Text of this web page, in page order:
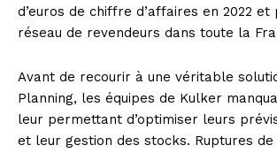
d’euros de chiffre d’affaires en 2022 et
réseau de revendeurs dans toute la
Avant de recourir à une véritable
Planning, les équipes de Kulker
leur permettant d’optimiser leurs
et leur gestion des stocks. Ruptures de